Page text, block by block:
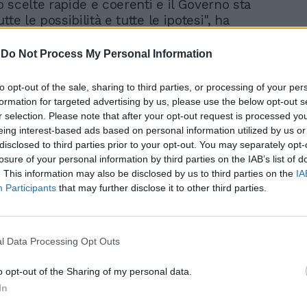
Do Not Process My Personal Information
opt-out of the sale, sharing to third parties, or processing of your
for targeted advertising by us, please use the below opt-out
selection. Please note that after your opt-out request is processed
interest-based ads based on personal information utilized by us
to third parties prior to your opt-out. You may separately
of your personal information by third parties on the IAB’s list of
This information may also be disclosed by us to third parties on the
Participants that may further disclose it to other third parties.
Data Processing Opt Outs
opt-out of the Sharing of my personal data.
scelte rapide e coerenti e il Governo sta
le possibilità e tutte le ipotesi", ha
che ha aggiunto: "la realtà è in così
Il sottosegretario alla Presidenza del
detto che il tavolo di confronto con le
sulla crisi resta, comunque, aperto. Le
dovrebbero arrivare nel giro di pochi
inviata dalla Bce al governo è
confidenziale e dunque non può essere
diffusa da chi l'ha ricevuta. Così, a quanto
da fonti di governo, il sottosegretario alla
giunte dalle opposizioni, il contenuto
sottolineato la necessità
vista la situazione in cui tutti i mercati